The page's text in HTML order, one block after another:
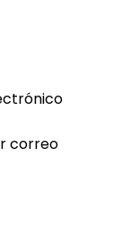
correo